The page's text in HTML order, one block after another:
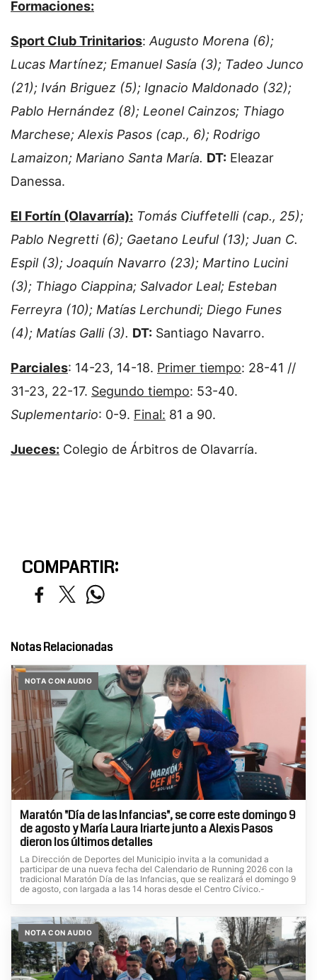
Formaciones:
Sport Club Trinitarios: Augusto Morena (6);
Lucas Martínez; Emanuel Sasía (3); Tadeo Junco
(21); Iván Briguez (5); Ignacio Maldonado (32);
Pablo Hernández (8); Leonel Cainzos; Thiago
Marchese; Alexis Pasos (cap., 6); Rodrigo
Lamaizon; Mariano Santa María. DT: Eleazar
Danessa.
El Fortín (Olavarría): Tomás Ciuffetelli (cap., 25);
Pablo Negretti (6); Gaetano Leuful (13); Juan C.
Espil (3); Joaquín Navarro (23); Martino Lucini
(3); Thiago Ciappina; Salvador Leal; Esteban
Ferreyra (10); Matías Lerchundi; Diego Funes
(4); Matías Galli (3). DT: Santiago Navarro.
Parciales: 14-23, 14-18. Primer tiempo: 28-41 //
31-23, 22-17. Segundo tiempo: 53-40.
Suplementario: 0-9. Final: 81 a 90.
Jueces: Colegio de Árbitros de Olavarría.
COMPARTIR:
Notas Relacionadas
NOTA CON AUDIO
Maratón "Día de las Infancias", se corre este domingo 9
de agosto y María Laura Iriarte junto a Alexis Pasos
dieron los últimos detalles
La Dirección de Deportes del Municipio invita a la comunidad a
participar de una nueva fecha del Calendario de Running 2026 con la
tradicional Maratón Día de las Infancias, que se realizará el domingo 9
de agosto, con largada a las 14 horas desde el Centro Cívico.-
NOTA CON AUDIO